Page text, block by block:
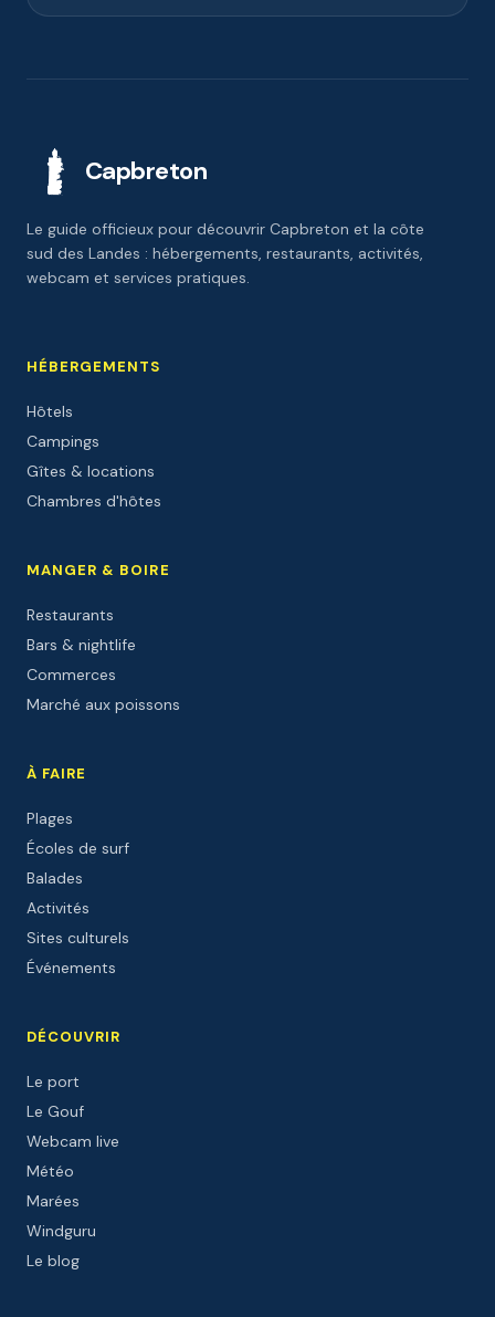
Capbreton
Le guide officieux pour découvrir Capbreton et la côte
sud des Landes : hébergements, restaurants, activités,
webcam et services pratiques.
HÉBERGEMENTS
Hôtels
Campings
Gîtes & locations
Chambres d'hôtes
MANGER & BOIRE
Restaurants
Bars & nightlife
Commerces
Marché aux poissons
À FAIRE
Plages
Écoles de surf
Balades
Activités
Sites culturels
Événements
DÉCOUVRIR
Le port
Le Gouf
Webcam live
Météo
Marées
Windguru
Le blog